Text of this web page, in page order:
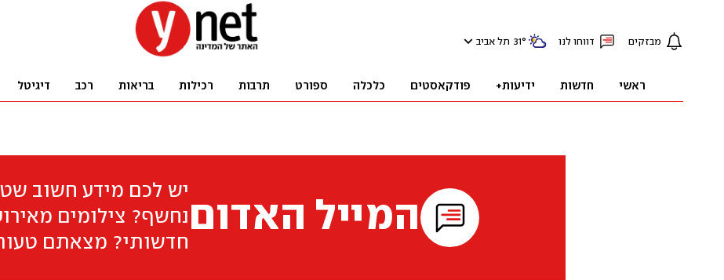
מבזקים דווחו לנו 31° תל אביב
ראשי חדשות ידיעות+ פודקאסטים כלכלה ספורט תרבות רכילות בריאות רכב דיגיטל
המייל האדום
יש לכם מידע חשוב
נחשף? צילומים
חדשותי? מצאתם